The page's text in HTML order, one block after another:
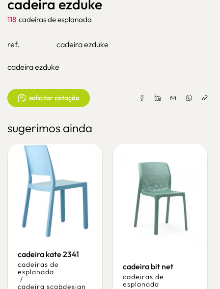
cadeira ezduke
118 cadeiras de esplanada
ref. cadeira ezduke
cadeira ezduke
solicitar cotação
sugerimos ainda
cadeira kate 2341
cadeiras de
esplanada
/
cadeira scabdesign
cadeira bit net
cadeiras de
esplanada